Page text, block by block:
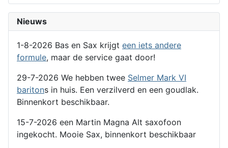
Nieuws
1-8-2026 Bas en Sax krijgt een iets andere
formule, maar de service gaat door!
29-7-2026 We hebben twee Selmer Mark VI
baritons in huis. Een verzilverd en een goudlak.
Binnenkort beschikbaar.
15-7-2026 een Martin Magna Alt saxofoon
ingekocht. Mooie Sax, binnenkort beschikbaar